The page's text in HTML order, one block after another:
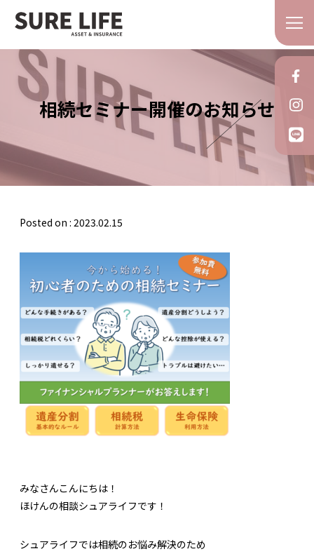
相続セミナー開催のお知らせ
Posted on : 2023.02.15
みなさんこんにちは！
ほけんの相談シュアライフです！
シュアライフでは相続のお悩み解決のため